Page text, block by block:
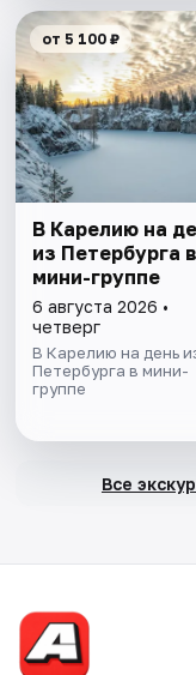
от 5 100 ₽
В Карелию на
из Петербурга в
мини-группе
6 августа 2026 •
четверг
В Карелию на день
Петербурга в мини-
группе
Все